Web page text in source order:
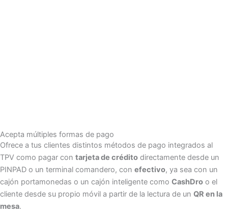
Acepta múltiples formas de pago
Ofrece a tus clientes distintos métodos de pago integrados al
TPV como pagar con tarjeta de crédito directamente desde un
PINPAD o un terminal comandero, con efectivo, ya sea con un
cajón portamonedas o un cajón inteligente como CashDro o el
cliente desde su propio móvil a partir de la lectura de un QR en la
mesa.